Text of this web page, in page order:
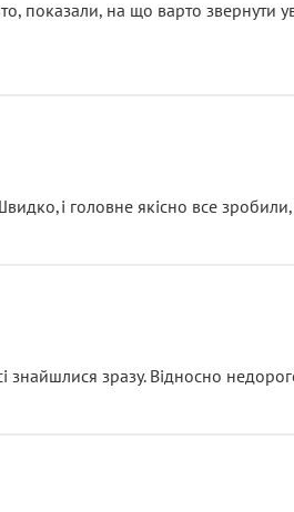
на що варто звернути
головне якісно все
знайшлися зразу. Відносно